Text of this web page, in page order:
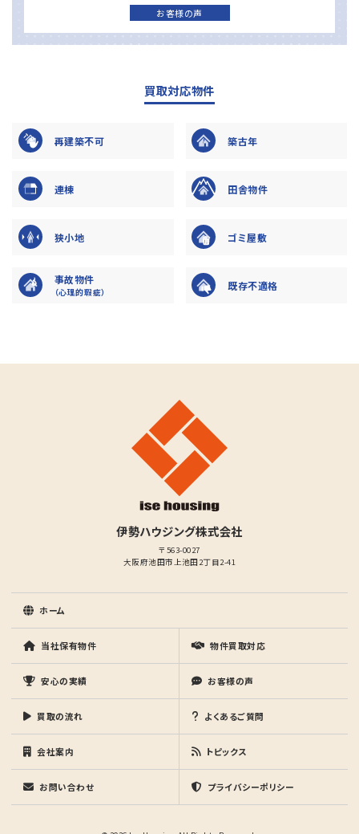
お客様の声
買取対応物件
再建築不可 築古年
連棟 田舎物件
狭小地 ゴミ屋敷
事故物件
（心理的瑕疵）
既存不適格
伊勢ハウジング株式会社
〒563-0027
大阪府池田市上池田2丁目2-41
ホーム
当社保有物件 物件買取対応
安心の実績 お客様の声
買取の流れ よくあるご質問
会社案内 トピックス
お問い合わせ プライバシーポリシー